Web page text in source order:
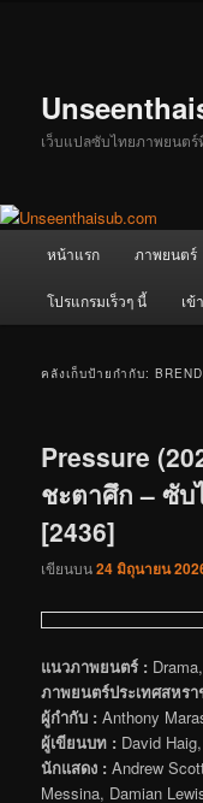
เว็บแปลซับไทยภาพยนตร์
หน้าแรก ภาพยนตร์
โปรแกรมเร็วๆ นี้ เข้
คลังเก็บป้ายกำกับ:
Pressure
ชะตาศึก – ซับ
[2436]
เขียนบน24 มิถุนายน
แนวภาพยนตร์ :
ภาพยนตร์ประเทศสหร
ผู้กำกับ : Anthony
ผู้เขียนบท : David
นักแสดง : Andrew
Messina, Damian